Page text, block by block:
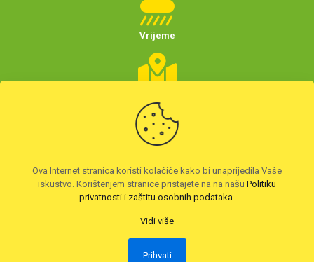
Vrijeme
(Hrvatske)
Preuzmite HAK aplikaciju
2026. © Autoklub Maksimir
Ova Internet stranica koristi kolačiće kako bi unaprijedila Vaše
iskustvo. Korištenjem stranice pristajete na na našu Politiku
privatnosti i zaštitu osobnih podataka.
Vidi više
Prihvati